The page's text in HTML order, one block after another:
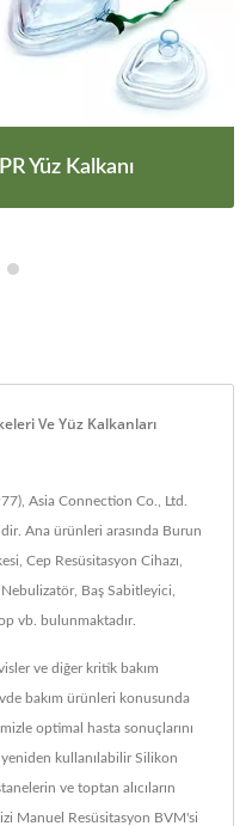
Yüz Kalkanı
Ve Yüz Kalkanları
Asia Connection Co., Ltd.
Ana ürünleri arasında Burun
Cep Resüsitasyon Cihazı,
Baş Sabitleyici,
vb. bulunmaktadır.
ve diğer kritik bakım
bakım ürünleri konusunda
optimal hasta sonuçlarını
kullanılabilir Silikon
ve toptan alıcıların
Manuel Resüsitasyon BVM'si